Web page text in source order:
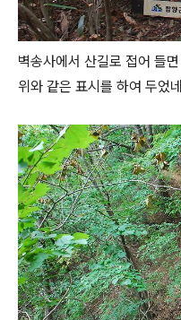
벽송사에서 산길로 접어 들
위와 같은 표시를 하여 두었